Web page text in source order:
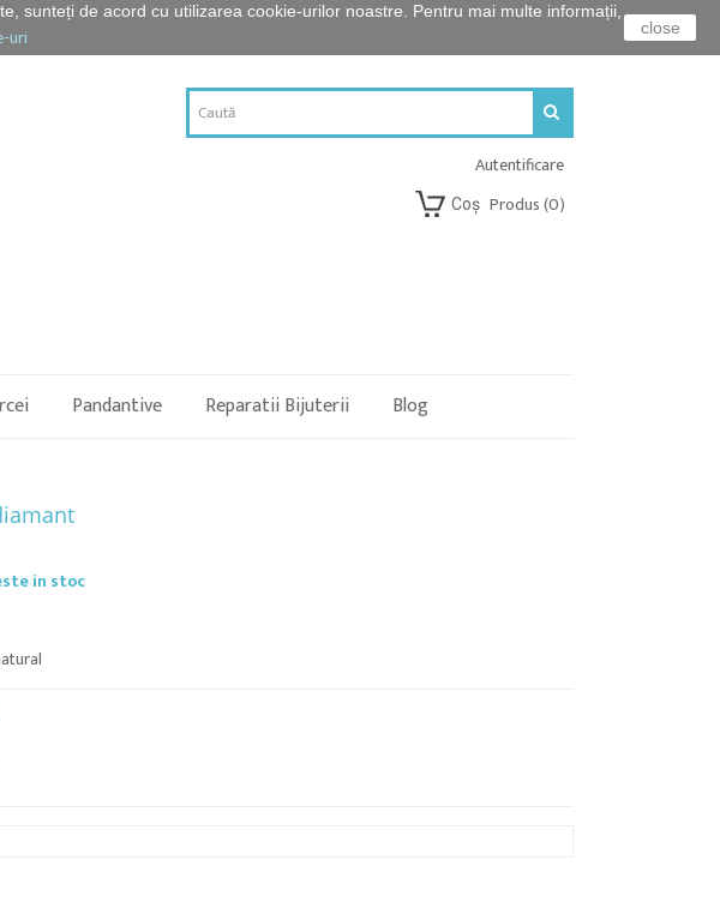
Autentificare
Coş Produs(0)
Pandantive Reparatii Bijuterii Blog
in stoc
sunteți de acord cu utilizarea cookie-urilor noastre. Pentru mai multe informații,
uri close